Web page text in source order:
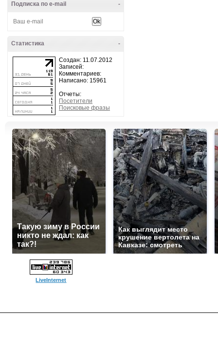
-
Подписка по e-mail
-
Статистика
Создан: 11.07.2012
Записей:
Комментариев:
Написано: 15961
Отчеты:
Посетители
Поисковые фразы
Такую зиму в России
никто не ждал: как
так?!
Как выглядит место
крушение вертолета на
Кавказе: смотреть
LiveInternet